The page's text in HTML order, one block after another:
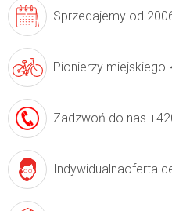
Sprzedajemy od
Pionierzy miejskiego
Zadzwoń do nas
Indywidualnaoferta